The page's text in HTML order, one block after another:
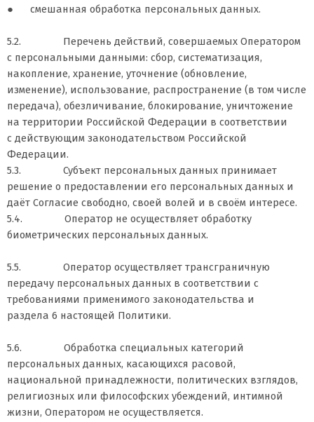
● смешанная обработка персональных данных.
5.2. Перечень действий, совершаемых Оператором
с персональными данными: сбор, систематизация,
накопление, хранение, уточнение (обновление,
изменение), использование, распространение (в том числе
передача), обезличивание, блокирование, уничтожение
на территории Российской Федерации в соответствии
с действующим законодательством Российской
Федерации.
5.3. Субъект персональных данных принимает
решение о предоставлении его персональных данных и
даёт Согласие свободно, своей волей и в своём интересе.
5.4. Оператор не осуществляет обработку
биометрических персональных данных.
5.5. Оператор осуществляет трансграничную
передачу персональных данных в соответствии с
требованиями применимого законодательства и
раздела 6 настоящей Политики.
5.6. Обработка специальных категорий
персональных данных, касающихся расовой,
национальной принадлежности, политических взглядов,
религиозных или философских убеждений, интимной
жизни, Оператором не осуществляется.